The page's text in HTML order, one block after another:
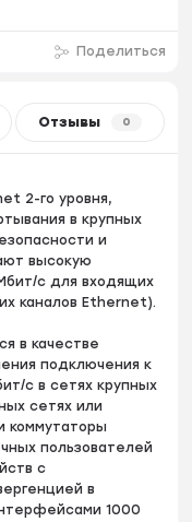
Поделиться
Отзывы 0
2-го уровня,
в крупных
и
высокую
с для входящих
каналов Ethernet).
в качестве
подключения к
с в сетях крупных
сетях или
коммутаторы
пользователей
с
в
1000